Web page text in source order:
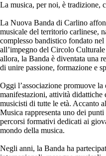
La musica, per noi, è tradizione,
La Nuova Banda di Carlino
musicale del territorio carlinese,
complesso bandistico fondato
all’impegno del Circolo
allora, la Banda è diventata una
di unire passione, formazione e
Oggi l’associazione promuove
manifestazioni, attività
musicisti di tutte le età. Accanto
Musica rappresenta uno dei
percorsi formativi dedicati ai
mondo della musica.
Negli anni, la Banda ha